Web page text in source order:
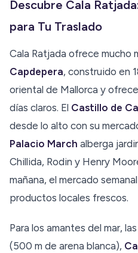
Descubre Cala
para Tu Traslado
Cala Ratjada ofrece mucho
Capdepera, construido en
oriental de Mallorca y
días claros. El Castillo de
desde lo alto con su
Palacio March alberga
Chillida, Rodin y Henry
mañana, el mercado
productos locales frescos.
Para los amantes del mar,
(500 m de arena blanca),